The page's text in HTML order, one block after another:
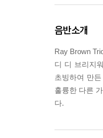
음반소개
Ray Brown
디 디 브리지
초빙하여 만
훌륭한 다른
다.